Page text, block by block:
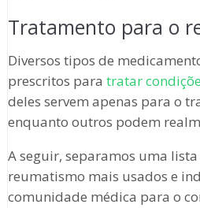
Tratamento para o
Diversos tipos de
prescritos para tratar
deles servem apenas para o
enquanto outros podem
A seguir, separamos uma
reumatismo mais usados e
comunidade médica para o